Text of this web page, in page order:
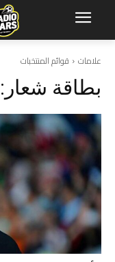
علامات قوائم المنتخبات
بطاقة شعار: